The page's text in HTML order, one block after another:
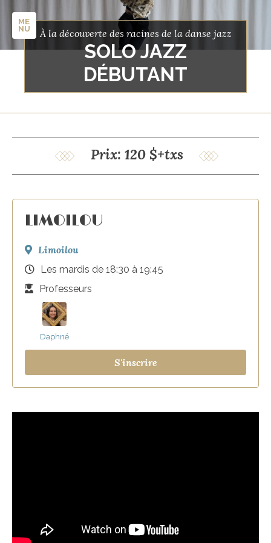
ME
NU
À la découverte des racines de la danse jazz
SOLO JAZZ
DÉBUTANT
Prix: 120 $+txs
LIMOILOU
Limoilou
Les mardis de 18:30 à 19:45
Professeurs
Daphné
S'inscrire